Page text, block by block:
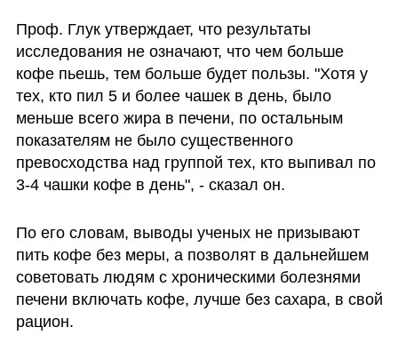
Проф. Глук утверждает, что результаты
исследования не означают, что чем больше
кофе пьешь, тем больше будет пользы. "Хотя у
тех, кто пил 5 и более чашек в день, было
меньше всего жира в печени, по остальным
показателям не было существенного
превосходства над группой тех, кто выпивал по
3-4 чашки кофе в день", - сказал он.
По его словам, выводы ученых не призывают
пить кофе без меры, а позволят в дальнейшем
советовать людям с хроническими болезнями
печени включать кофе, лучше без сахара, в свой
рацион.